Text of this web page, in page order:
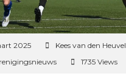
2025
Kees van den Heuvel
1735 Views